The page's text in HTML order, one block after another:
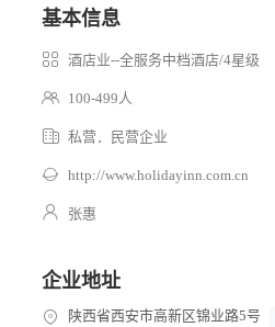
基本信息
酒店业--全服务中档酒店/4星级
100-499人
私营．民营企业
http://www.holidayinn.com.cn
张惠
企业地址
陕西省西安市高新区锦业路5号